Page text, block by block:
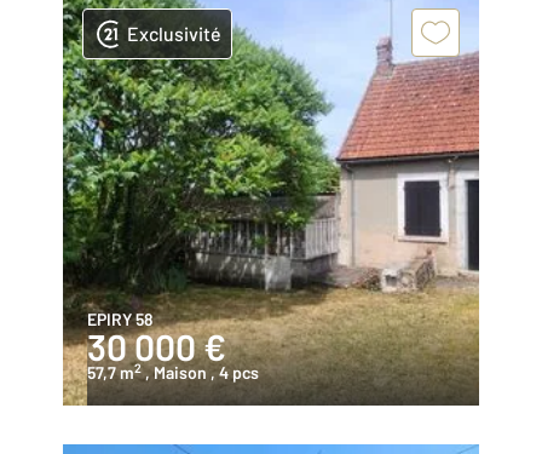
Exclusivité
EPIRY 58
30 000 €
57,7 m2 , Maison , 4 pcs